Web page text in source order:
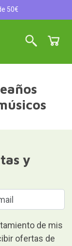
50€
y
de mis
ofertas de